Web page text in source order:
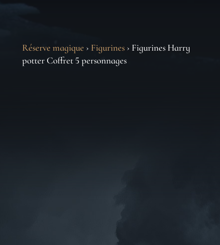
Réserve magique › Figurines› Figurines Harry
potter Coffret 5 personnages